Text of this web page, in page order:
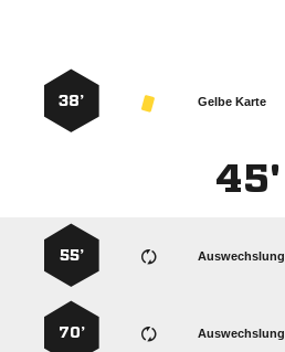
Gelbe Karte
38’
45'
Auswechslung
55’
Auswechslung
70’